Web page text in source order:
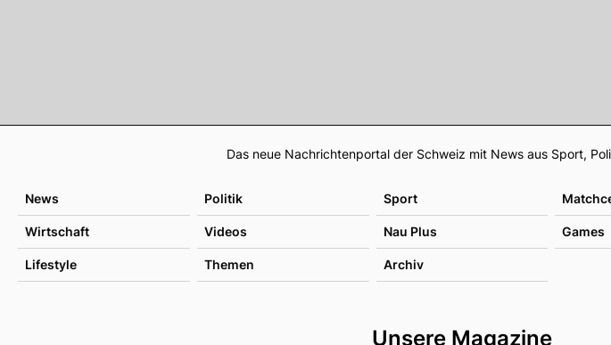
Footer
Das neue Nachrichtenportal der Schweiz mit News aus Sport,
News Politik Sport
Wirtschaft Videos Nau Plus Games
Lifestyle Themen Archiv
Unsere Magazine